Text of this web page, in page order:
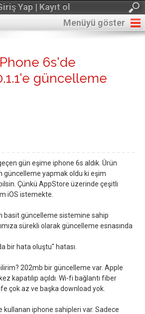
Yap | Kayıt ol
Menüyü göster
6s'de
güncelleme
gün eşime iphone 6s aldık. Ürün
güncelleme yapmak oldu ki eşim
Çünkü AppStore üzerinde çeşitli
iOS istemekte.
basit güncelleme sistemine sahip
sürekli olarak güncelleme esnasında
bir hata oluştu" hatası.
202mb bir güncelleme var. Apple
kapatılıp açıldı. Wi-fi bağlantı fiber
çok az ve başka download yok.
kullanan iphone sahipleri var. Sadece